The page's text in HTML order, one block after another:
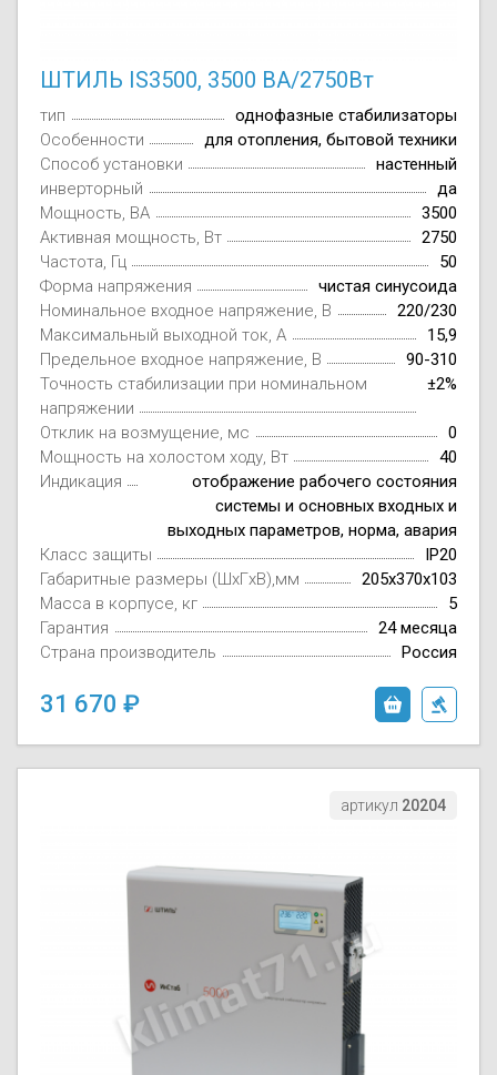
ШТИЛЬ IS3500, 3500 ВА/2750Вт
тип
однофазные стабилизаторы
Особенности
для отопления, бытовой техники
Способ установки
настенный
инверторный
да
Мощность, ВА
3500
Активная мощность, Вт
2750
Частота, Гц
50
Форма напряжения
чистая синусоида
Номинальное входное напряжение, В
220/230
Максимальный выходной ток, А
15,9
Предельное входное напряжение, В
90-310
Точность стабилизации при номинальном
напряжении
±2%
Отклик на возмущение, мс
0
Мощность на холостом ходу, Вт
40
Индикация
отображение рабочего состояния
системы и основных входных и
выходных параметров, норма, авария
Класс защиты
IP20
Габаритные размеры (ШxГxВ),мм
205х370х103
Масса в корпусе, кг
5
Гарантия
24 месяца
Страна производитель
Россия
31 670
артикул 20204